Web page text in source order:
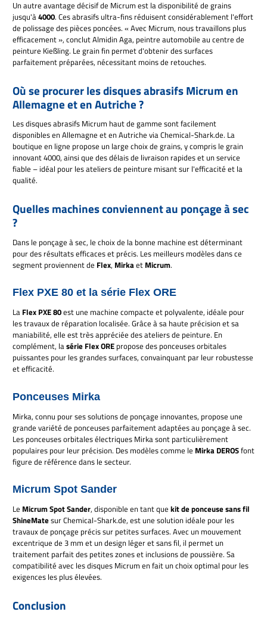
Un autre avantage décisif de Micrum est la disponibilité de grains
jusqu'à4000. Ces abrasifs ultra-fins réduisent considérablement l'effort
de polissage des pièces poncées. « Avec Micrum, nous travaillons plus
efficacement », conclut Almidin Aga, peintre automobile au centre de
peinture Kießling. Le grain fin permet d'obtenir des surfaces
parfaitement préparées, nécessitant moins de retouches.
Où se procurer les disques abrasifs Micrum en
Allemagne et en Autriche ?
Les disques abrasifs Micrum haut de gamme sont facilement
disponibles en Allemagne et en Autriche via Chemical-Shark.de. La
boutique en ligne propose un large choix de grains, y compris le grain
innovant 4000, ainsi que des délais de livraison rapides et un service
fiable – idéal pour les ateliers de peinture misant sur l'efficacité et la
qualité.
Quelles machines conviennent au ponçage à sec
?
Dans le ponçage à sec, le choix de la bonne machine est déterminant
pour des résultats efficaces et précis. Les meilleurs modèles dans ce
segment proviennent de Flex, Mirkaet Micrum.
Flex PXE 80 et la série Flex ORE
La Flex PXE 80est une machine compacte et polyvalente, idéale pour
les travaux de réparation localisée. Grâce à sa haute précision et sa
maniabilité, elle est très appréciée des ateliers de peinture. En
complément, lasérie Flex ORE propose des ponceuses orbitales
puissantes pour les grandes surfaces, convainquant par leur robustesse
et efficacité.
Ponceuses Mirka
Mirka, connu pour ses solutions de ponçage innovantes, propose une
grande variété de ponceuses parfaitement adaptées au ponçage à sec.
Les ponceuses orbitales électriques Mirka sont particulièrement
populaires pour leur précision. Des modèles comme le Mirka DEROSfont
figure de référence dans le secteur.
Micrum Spot Sander
Le Micrum Spot Sander, disponible en tant que kit de ponceuse sans fil
ShineMatesur Chemical-Shark.de, est une solution idéale pour les
travaux de ponçage précis sur petites surfaces. Avec un mouvement
excentrique de 3 mm et un design léger et sans fil, il permet un
traitement parfait des petites zones et inclusions de poussière. Sa
compatibilité avec les disques Micrum en fait un choix optimal pour les
exigences les plus élevées.
Conclusion